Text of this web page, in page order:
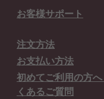
お客様サポート
注文方法
お支払い方法
初めてご利用の方へ
くあるご質問